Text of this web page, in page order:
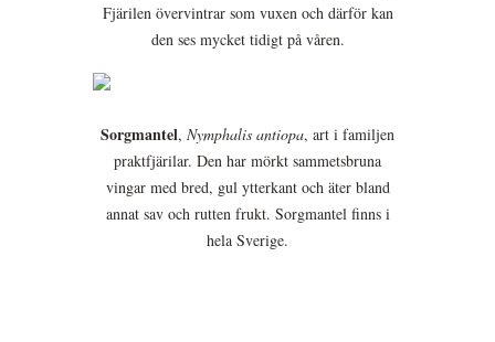
Fjärilen övervintrar som vuxen och därför kan
den ses mycket tidigt på våren.
Sorgmantel, Nymphalis antiopa, art i familjen
praktfjärilar. Den har mörkt sammetsbruna
vingar med bred, gul ytterkant och äter bland
annat sav och rutten frukt. Sorgmantel finns i
hela Sverige.